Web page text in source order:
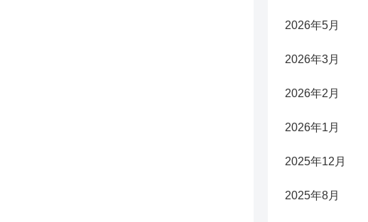
2026年5月
2026年3月
2026年2月
2026年1月
2025年12月
2025年8月